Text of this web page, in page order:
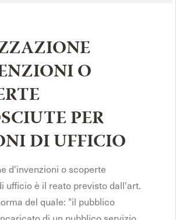
O
PER
DI UFFICIO
d'invenzioni o scoperte
ufficio è il reato previsto dall'art.
del quale: "il pubblico